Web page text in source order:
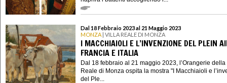
Dal 18 Febbraio 2023 al 21 Maggio 2023
MONZA | VILLA REALE DI MONZA
I MACCHIAIOLI E L’INVENZIONE DEL PLEIN
FRANCIA E ITALIA
Dal 18 febbraio al 21 maggio 2023, l’Orangerie
Reale di Monza ospita la mostra "I Macchiaioli e
del Ple...